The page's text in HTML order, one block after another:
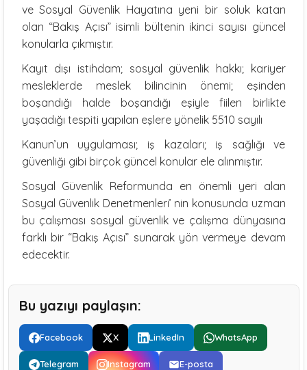
ve Sosyal Güvenlik Hayatına yeni bir soluk katan
olan “Bakış Açısı” isimli bültenin ikinci sayısı güncel
konularla çıkmıştır.
Kayıt dışı istihdam; sosyal güvenlik hakkı; kariyer
mesleklerde meslek bilincinin önemi; eşinden
boşandığı halde boşandığı eşiyle fiilen birlikte
yaşadığı tespiti yapılan eşlere yönelik 5510 sayılı
Kanun’un uygulaması; iş kazaları; iş sağlığı ve
güvenliği gibi birçok güncel konular ele alınmıştır.
Sosyal Güvenlik Reformunda en önemli yeri alan
Sosyal Güvenlik Denetmenleri’ nin konusunda uzman
bu çalışması sosyal güvenlik ve çalışma dünyasına
farklı bir “Bakış Açısı” sunarak yön vermeye devam
edecektir.
Bu yazıyı paylaşın:
Facebook X LinkedIn WhatsApp
Telegram Instagram E-posta